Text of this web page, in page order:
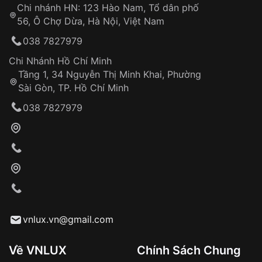
1. Phong cách
Chi nhánh HN: 123 Hào Nam, Tổ dân phố
56, Ô Chợ Dừa, Hà Nội, Việt Nam
038 7827979
Chi Nhánh Hồ Chí Minh
Tầng 1, 34 Nguyễn Thị Minh Khai, Phường
Sài Gòn, TP. Hồ Chí Minh
038 7827979
vnlux.vn@gmail.com
Về VNLUX Chính Sách Chung